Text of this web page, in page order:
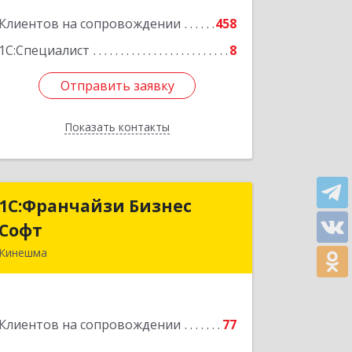
Клиентов на сопровождении
458
1С:Специалист
8
Отправить заявку
Показать контакты
Отправить заявку
Назад
1С:Франчайзи Бизнес
Софт
Кинешма
Клиентов на сопровождении 77
1С:Франчайзи Бизнес
Подробнее